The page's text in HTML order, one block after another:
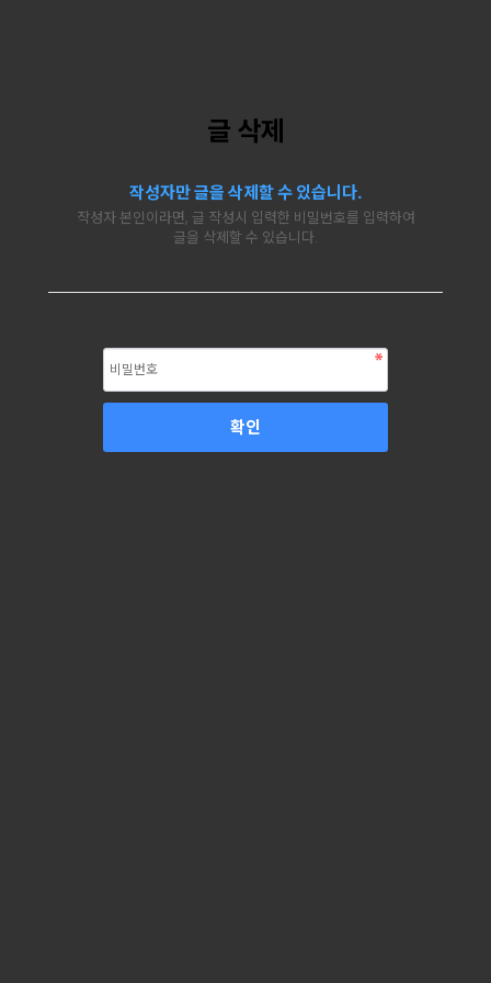
글 삭제
작성자만 글을 삭제할 수 있습니다.
작성자 본인이라면, 글 작성시 입력한 비밀번호를 입력하여
글을 삭제할 수 있습니다.